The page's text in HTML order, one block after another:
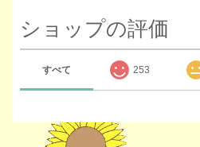
ショップの評価
すべて 253